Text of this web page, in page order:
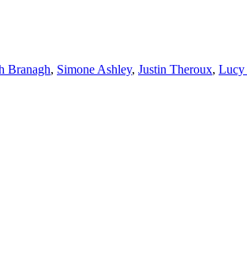
Branagh, Simone Ashley, Justin Theroux, Lucy